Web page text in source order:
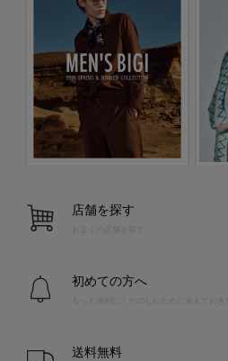
店舗を探す
お近くの店舗を探す
初めての方へ
送料無料